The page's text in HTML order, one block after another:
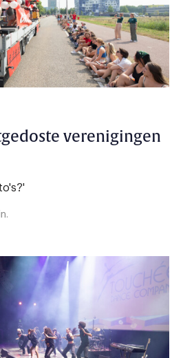
verenigingen